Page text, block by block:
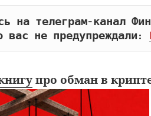
на телеграм-канал
вас не предупреждали:
про обман в